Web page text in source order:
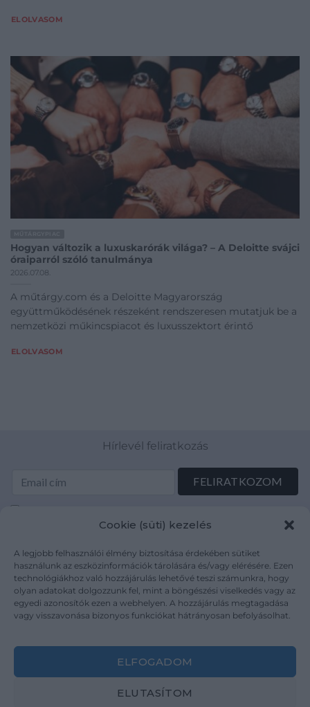
Cookie (süti) kezelés
A legjobb felhasználói élmény biztosítása érdekében sütiket
használunk az eszközinformációk tárolására és/vagy elérésére. Ezen
technológiákhoz való hozzájárulás lehetővé teszi számunkra, hogy
olyan adatokat dolgozzunk fel, mint a böngészési viselkedés vagy az
egyedi azonosítók ezen a webhelyen. A hozzájárulás megtagadása
vagy visszavonása bizonyos funkciókat hátrányosan befolyásolhat.
ELFOGADOM
ELUTASÍTOM
ELOLVASOM
Hogyan változik a luxuskarórák világa? – A Deloitte svájci
óraiparról szóló tanulmánya
2026.07.08.
A műtárgy.com és a Deloitte Magyarország
együttműködésének részeként rendszeresen mutatjuk be a
nemzetközi műkincspiacot és luxusszektort érintő
ELOLVASOM
Hírlevél feliratkozás
mutargy.com/adatkezelesi-tajekoztato/
Rólunk
Médiaajánlat
Karrier
Kapcsolat
Áraink
ÁSZF
Adatvédelem
Impresszum
Kövesse a műtárgy.com-ot